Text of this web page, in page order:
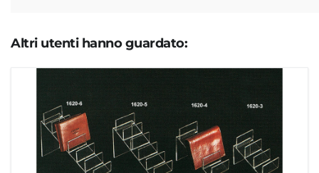
Altri utenti hanno guardato: